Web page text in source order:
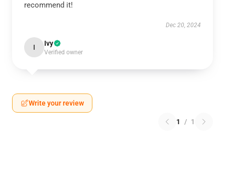
recommend it!
Dec 20, 2024
I Ivy
Verified owner
Write your review
1 / 1